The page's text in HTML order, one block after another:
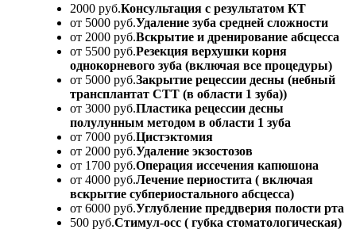
2000 руб.Консультация с результатом КТ
от 5000 руб.Удаление зуба средней сложности
от 2000 руб.Вскрытие и дренирование абсцесса
от 5500 руб.Резекция верхушки корня
однокорневого зуба (включая все процедуры)
от 5000 руб.Закрытие рецессии десны (небный
трансплантат СТТ (в области 1 зуба))
от 3000 руб.Пластика рецессии десны
полулунным методом в области 1 зуба
от 7000 руб.Цистэктомия
от 2000 руб.Удаление экзостозов
от 1700 руб.Операция иссечения капюшона
от 4000 руб.Лечение периостита ( включая
вскрытие субпериостального абсцесса)
от 6000 руб.Углубление преддверия полости рта
500 руб.Стимул-осс ( губка стоматологическая)